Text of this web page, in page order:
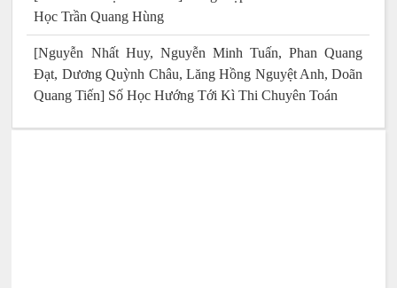
Học Trần Quang Hùng
[Nguyễn Nhất Huy, Nguyễn Minh Tuấn, Phan Quang
Đạt, Dương Quỳnh Châu, Lăng Hồng Nguyệt Anh, Doãn
Quang Tiến] Số Học Hướng Tới Kì Thi Chuyên Toán